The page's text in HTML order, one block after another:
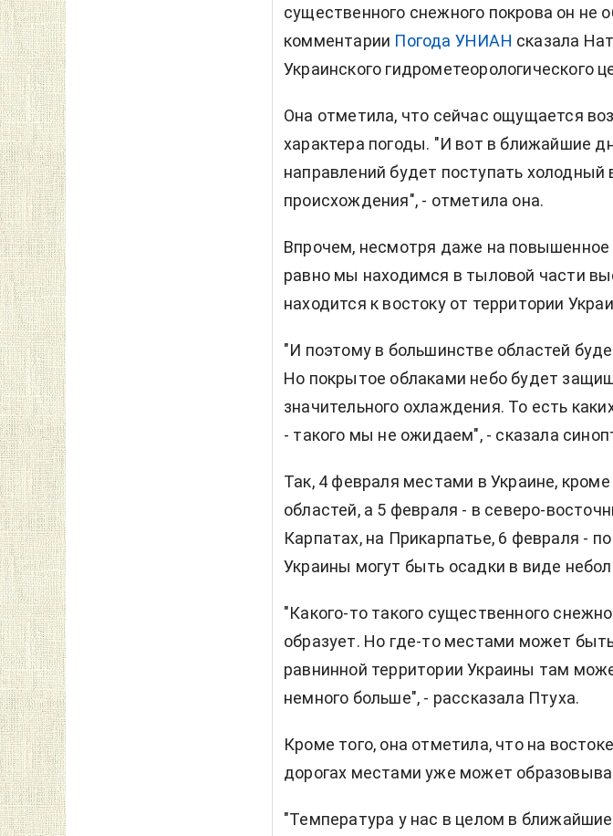
существенного снежного покрова он не
комментарии Погода УНИАН сказала
Украинского гидрометеорологического
Она отметила, что сейчас ощущается
характера погоды. "И вот в ближайшие
направлений будет поступать холодный
происхождения", - отметила она.
Впрочем, несмотря даже на
равно мы находимся в тыловой части
находится к востоку от территории
"И поэтому в большинстве областей
Но покрытое облаками небо будет
значительного охлаждения. То есть
- такого мы не ожидаем", - сказала
Так, 4 февраля местами в Украине,
областей, а 5 февраля - в северо-
Карпатах, на Прикарпатье, 6 февраля -
Украины могут быть осадки в виде
"Какого-то такого существенного
образует. Но где-то местами может
равнинной территории Украины там
немного больше", - рассказала Птуха.
Кроме того, она отметила, что на
дорогах местами уже может
"Температура у нас в целом в ближайшие